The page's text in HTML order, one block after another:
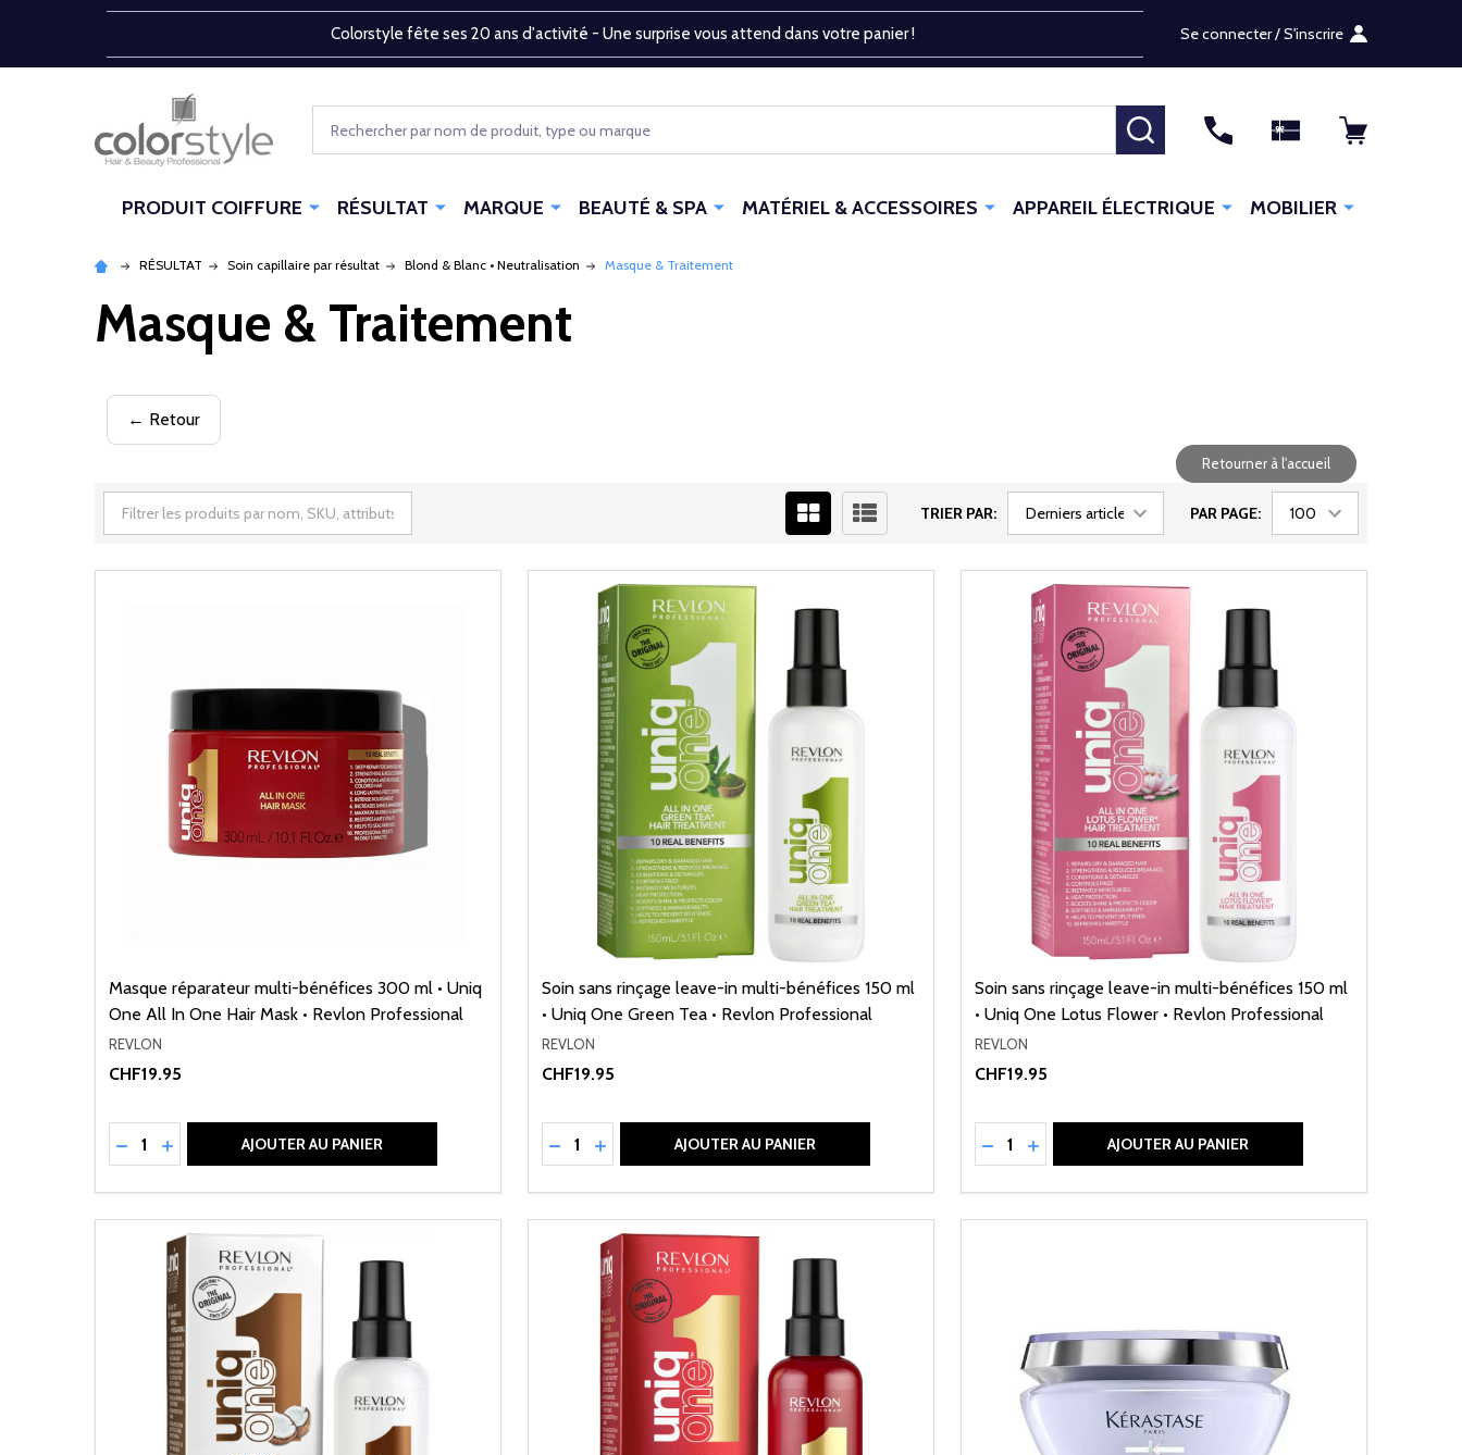
Colorstyle fête ses 20 ans d'activité - Une surprise vous attend dans votre panier ! Se connecter / S'inscrire
RECHERCHER
PRODUIT COIFFURE RÉSULTAT MARQUE BEAUTÉ & SPA MATÉRIEL & ACCESSOIRES APPAREIL ÉLECTRIQUE MOBILIER
RÉSULTAT Soin capillaire par résultat Blond & Blanc • Neutralisation Masque & Traitement
Masque & Traitement
← Retour
Retourner à l'accueil
TRIER PAR: PAR PAGE:
Masque réparateur multi-bénéfices 300 ml • Uniq
One All In One Hair Mask • Revlon Professional
REVLON
CHF19.95
Quantité:
RÉDUIRE LA QUANTITÉ DE UNDEFINED
AUGMENTER LA QUANTITÉ DE UNDEFINED
AJOUTER AU PANIER
Soin sans rinçage leave-in multi-bénéfices 150 ml
• Uniq One Green Tea • Revlon Professional
REVLON
CHF19.95
Quantité:
RÉDUIRE LA QUANTITÉ DE UNDEFINED
AUGMENTER LA QUANTITÉ DE UNDEFINED
AJOUTER AU PANIER
Soin sans rinçage leave-in multi-bénéfices 150 ml
• Uniq One Lotus Flower • Revlon Professional
REVLON
CHF19.95
Quantité:
RÉDUIRE LA QUANTITÉ DE UNDEFINED
AUGMENTER LA QUANTITÉ DE UNDEFINED
AJOUTER AU PANIER